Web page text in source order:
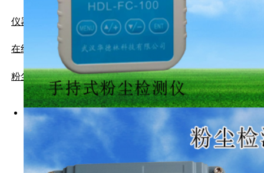
接线盒内置
应用：
TRT发电，煤
粉状材料回收
过程粉尘输送
仪器仪表
在线式粒子计数器
粉尘负压采样仪